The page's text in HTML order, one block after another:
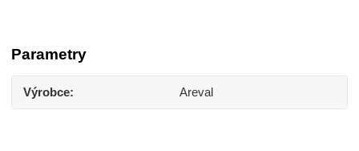
Parametry
Výrobce Areval